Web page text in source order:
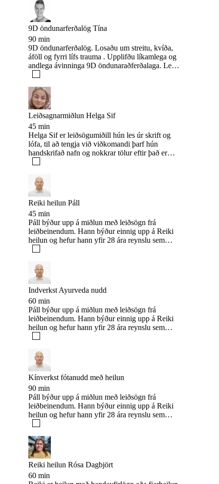
ásamt líkamlega kvilla. Losum um bólgur og
stíflur og leyfum orkunni að flæða óhindrað um
líkama og sál.
9D öndunarferðalög Tína
90 min
9D öndunarferðalög. Losaðu um streitu, kvíða,
áföll og fyrri lífs trauma . Upplifðu líkamlega og
andlega ávinninga 9D öndunaraðferðalaga. Legið
áhrifaríka, 90 mín. öndun. Hér þarf alltaf að
reikna með 2 klst. Tek við einstaklingum eða
Leiðsagnarmiðlun Helga Sif
45 min
Helga Sif er leiðsögumiðill hún les úr skrift og
lófa, til að tengja við viðkomandi þarf hún
handskrifað nafn og nokkrar tölur eftir það er
hennar tengingar eru í gegnum leiðbeinendur
ykkar og hennar hún sér árur, myndir, og fær orð
og hugmyndir til að túlka fyrir ykkur einnig les
hún úr lófa sem oft er góð uppbót sérstaklega
þegar veikindi og hætta á veikindi eru í spilinu
þegar það kemur fram gefur hún ráð hvernig á að
vinna gegn því.
Reiki heilun Páll
45 min
Páll býður upp á miðlun með leiðsögn frá
leiðbeinendum. Hann býður einnig upp á Reiki
heilun og hefur hann yfir 28 ára reynslu sem
með heilun (90 mín). Páll kennir einnig öll stigin í
Reiki heilunartækninni ásamt því að kenna
indverska nuddið og kínverska fótanuddið.
Indverkst Ayurveda nudd
60 min
Páll býður upp á miðlun með leiðsögn frá
leiðbeinendum. Hann býður einnig upp á Reiki
heilun og hefur hann yfir 28 ára reynslu sem
með heilun (90 mín). Páll kennir einnig öll stigin í
Reiki heilunartækninni ásamt því að kenna
indverska nuddið og kínverska fótanuddið.
Kínverkst fótanudd með heilun
90 min
Páll býður upp á miðlun með leiðsögn frá
leiðbeinendum. Hann býður einnig upp á Reiki
heilun og hefur hann yfir 28 ára reynslu sem
með heilun (90 mín). Páll kennir einnig öll stigin í
Reiki heilunartækninni ásamt því að kenna
indverska nuddið og kínverska fótanuddið.
Reiki heilun Rósa Dagbjört
60 min